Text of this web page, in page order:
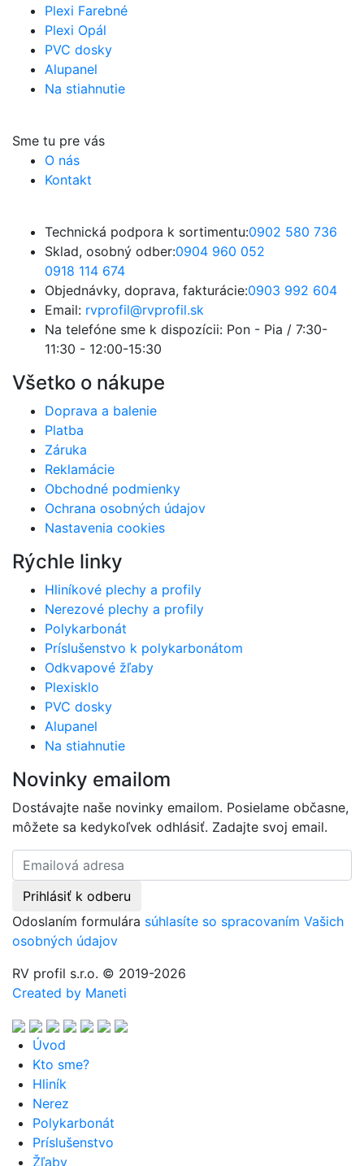
Plexi Farebné
Plexi Opál
PVC dosky
Alupanel
Na stiahnutie
Sme tu pre vás
O nás
Kontakt
Technická podpora k sortimentu:0902 580 736
Sklad, osobný odber:0904 960 052
0918 114 674
Objednávky, doprava, fakturácie:0903 992 604
Email: rvprofil@rvprofil.sk
Na telefóne sme k dispozícii: Pon - Pia / 7:30-
11:30 - 12:00-15:30
Všetko o nákupe
Doprava a balenie
Platba
Záruka
Reklamácie
Obchodné podmienky
Ochrana osobných údajov
Nastavenia cookies
Rýchle linky
Hliníkové plechy a profily
Nerezové plechy a profily
Polykarbonát
Príslušenstvo k polykarbonátom
Odkvapové žľaby
Plexisklo
PVC dosky
Alupanel
Na stiahnutie
Novinky emailom
Dostávajte naše novinky emailom. Posielame občasne,
môžete sa kedykoľvek odhlásiť. Zadajte svoj email.
Odoslaním formulára súhlasíte so spracovaním Vašich
osobných údajov
RV profil s.r.o. © 2019-2026
Created by Maneti
Úvod
Kto sme?
Hliník
Nerez
Polykarbonát
Príslušenstvo
Žľaby